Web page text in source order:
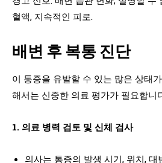
혈액, 지속적인 피로.
배변 후 복통 진단
이 통증을 유발할 수 있는 많은 상태
해서는 신중한 의료 평가가 필요합니
1. 의료 병력 검토 및 신체 검사
의사는 통증의 발생 시기, 위치,